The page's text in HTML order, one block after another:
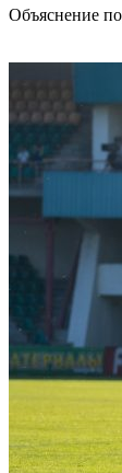
Объяснение